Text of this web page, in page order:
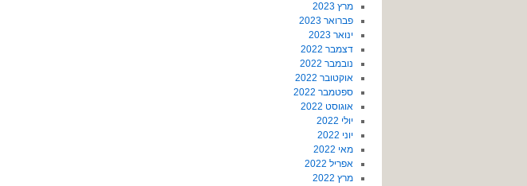
מרץ 2023
פברואר 2023
ינואר 2023
דצמבר 2022
נובמבר 2022
אוקטובר 2022
ספטמבר 2022
אוגוסט 2022
יולי 2022
יוני 2022
מאי 2022
אפריל 2022
מרץ 2022